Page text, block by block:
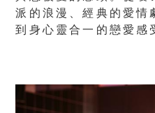
派的浪漫、經典的愛情
到身心靈合一的戀愛感